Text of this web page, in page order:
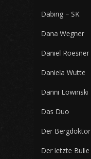
Dabing – SK
Dana Wegner
Daniel Roesner
Daniela Wutte
Danni Lowinski
Das Duo
Der Bergdoktor
Der letzte Bulle